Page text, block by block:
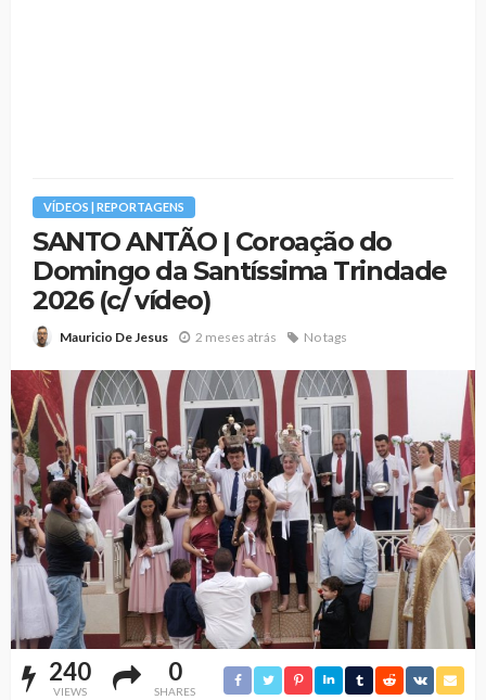
VÍDEOS | REPORTAGENS
SANTO ANTÃO | Coroação do
Domingo da Santíssima Trindade
2026 (c/ vídeo)
Mauricio De Jesus 2 meses atrás No tags
240
VIEWS
0
SHARES